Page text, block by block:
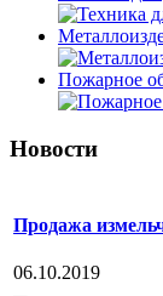
Пожарное
Новости
Продажа
06.10.2019